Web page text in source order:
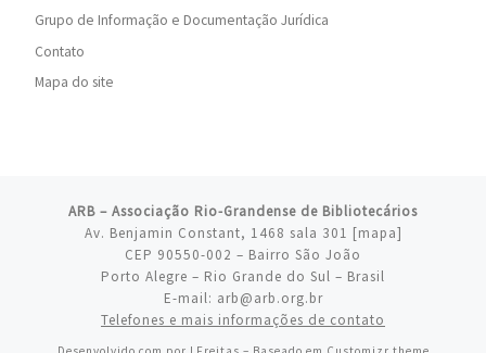
Grupo de Informação e Documentação Jurídica
Contato
Mapa do site
ARB – Associação Rio-Grandense de Bibliotecários
Av. Benjamin Constant, 1468 sala 301 [mapa]
CEP 90550-002 – Bairro São João
Porto Alegre – Rio Grande do Sul – Brasil
E-mail: arb@arb.org.br
Telefones e mais informações de contato